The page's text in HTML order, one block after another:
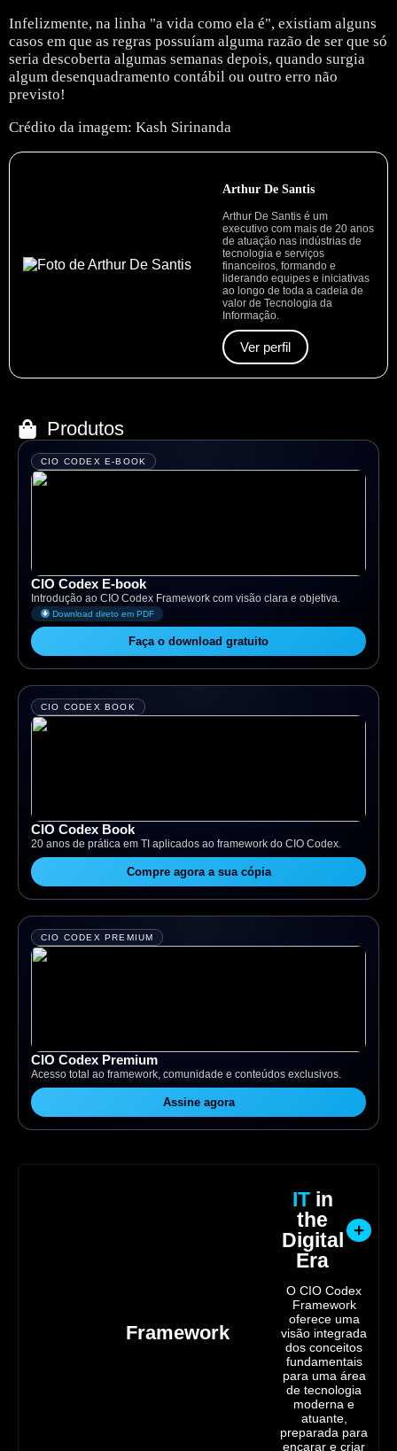
Infelizmente, na linha "a vida como ela é", existiam alguns
casos em que as regras possuíam alguma razão de ser que só
seria descoberta algumas semanas depois, quando surgia
algum desenquadramento contábil ou outro erro não
previsto!
Crédito da imagem: Kash Sirinanda
Arthur De Santis
Arthur De Santis é um
executivo com mais de 20 anos
de atuação nas indústrias de
tecnologia e serviços
financeiros, formando e
liderando equipes e iniciativas
ao longo de toda a cadeia de
valor de Tecnologia da
Informação.
Ver perfil
Produtos
CIO CODEX E-BOOK
CIO Codex E-book
Introdução ao CIO Codex Framework com visão clara e objetiva.
Download direto em PDF
Faça o download gratuito
CIO CODEX BOOK
CIO Codex Book
20 anos de prática em TI aplicados ao framework do CIO Codex.
Compre agora a sua cópia
CIO CODEX PREMIUM
CIO Codex Premium
Acesso total ao framework, comunidade e conteúdos exclusivos.
Assine agora
Framework
ITin
the
Digital
Era
O CIO Codex
Framework
oferece uma
visão integrada
dos conceitos
fundamentais
para uma área
de tecnologia
moderna e
atuante,
preparada para
encarar e criar